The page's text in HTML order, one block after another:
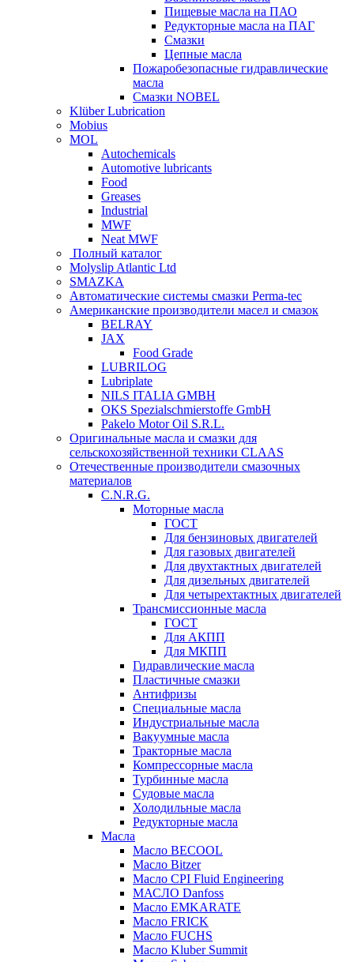
Пищевые масла на ПАО
Редукторные масла на ПАГ
Смазки
Цепные масла
Пожаробезопасные гидравлические
масла
Смазки NOBEL
Klüber Lubrication
Mobius
MOL
Autochemicals
Automotive lubricants
Food
Greases
Industrial
MWF
Neat MWF
Полный каталог
Molyslip Atlantic Ltd
SMAZKA
Автоматические системы смазки Perma-tec
Американские производители масел и смазок
BELRAY
JAX
Food Grade
LUBRILOG
Lubriplate
NILS ITALIA GMBH
OKS Spezialschmierstoffe GmbH
Pakelo Motor Oil S.R.L.
Оригинальные масла и смазки для
сельскохозяйственной техники CLAAS
Отечественные производители смазочных
материалов
C.N.R.G.
Моторные масла
ГОСТ
Для бензиновых двигателей
Для газовых двигателей
Для двухтактных двигателей
Для дизельных двигателей
Для четырехтактных двигателей
Трансмиссионные масла
ГОСТ
Для АКПП
Для МКПП
Гидравлические масла
Пластичные смазки
Антифризы
Специальные масла
Индустриальные масла
Вакуумные масла
Тракторные масла
Компрессорные масла
Турбинные масла
Судовые масла
Холодильные масла
Редукторные масла
Масла
Масло BECOOL
Масло Bitzer
Масло CPI Fluid Engineering
МАСЛО Danfoss
Масло EMKARATE
Масло FRICK
Масло FUCHS
Масло Kluber Summit